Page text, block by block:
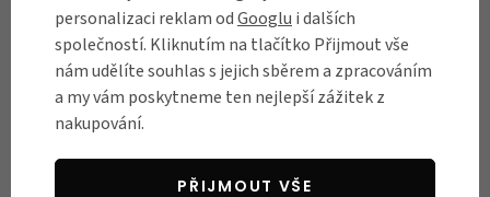
PRO DĚTI
Nové modely Early
personalizaci reklam odGooglu i dalších
společností. Kliknutím na tlačítko Přijmout vše
nám udělíte souhlas s jejich sběrem a zpracováním
a my vám poskytneme ten nejlepší zážitek z
nakupování.
PŘIJMOUT VŠE